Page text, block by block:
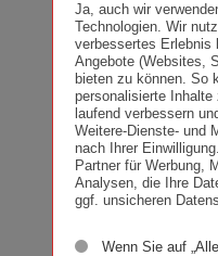
Ja, auch wir
Technologien. Wir
verbessertes Erlebnis
Angebote (Websites,
bieten zu können. So
personalisierte
laufend verbessern
Weitere-Dienste- und
nach Ihrer
Partner für Werbung,
Analysen, die Ihre
ggf. unsicheren
Wenn Sie auf